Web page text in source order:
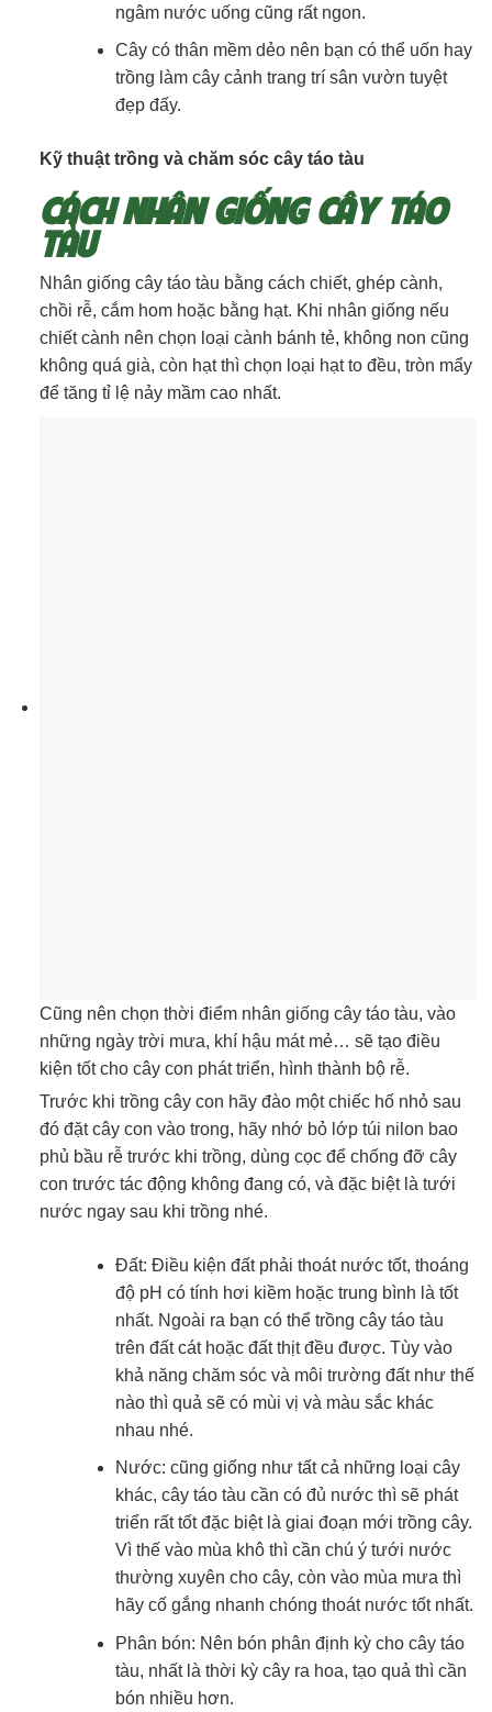
ngâm nước uống cũng rất ngon.
Cây có thân mềm dẻo nên bạn có thể uốn hay
trồng làm cây cảnh trang trí sân vườn tuyệt
đẹp đấy.
Kỹ thuật trồng và chăm sóc cây táo tàu
CÁCH NHÂN GIỐNG CÂY TÁO
TÀU
Nhân giống cây táo tàu bằng cách chiết, ghép cành,
chồi rễ, cắm hom hoặc bằng hạt. Khi nhân giống nếu
chiết cành nên chọn loại cành bánh tẻ, không non cũng
không quá già, còn hạt thì chọn loại hạt to đều, tròn mẩy
để tăng tỉ lệ nảy mầm cao nhất.
Cũng nên chọn thời điểm nhân giống cây táo tàu, vào
những ngày trời mưa, khí hậu mát mẻ… sẽ tạo điều
kiện tốt cho cây con phát triển, hình thành bộ rễ.
Trước khi trồng cây con hãy đào một chiếc hố nhỏ sau
đó đặt cây con vào trong, hãy nhớ bỏ lớp túi nilon bao
phủ bầu rễ trước khi trồng, dùng cọc để chống đỡ cây
con trước tác động không đang có, và đặc biệt là tưới
nước ngay sau khi trồng nhé.
Đất: Điều kiện đất phải thoát nước tốt, thoáng
độ pH có tính hơi kiềm hoặc trung bình là tốt
nhất. Ngoài ra bạn có thể trồng cây táo tàu
trên đất cát hoặc đất thịt đều được. Tùy vào
khả năng chăm sóc và môi trường đất như thế
nào thì quả sẽ có mùi vị và màu sắc khác
nhau nhé.
Nước: cũng giống như tất cả những loại cây
khác, cây táo tàu cần có đủ nước thì sẽ phát
triển rất tốt đặc biệt là giai đoạn mới trồng cây.
Vì thế vào mùa khô thì cần chú ý tưới nước
thường xuyên cho cây, còn vào mùa mưa thì
hãy cố gắng nhanh chóng thoát nước tốt nhất.
Phân bón: Nên bón phân định kỳ cho cây táo
tàu, nhất là thời kỳ cây ra hoa, tạo quả thì cần
bón nhiều hơn.